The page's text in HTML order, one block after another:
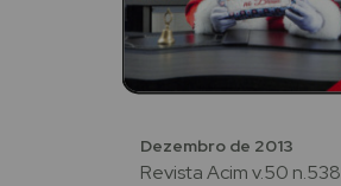
Dezembro de 2013
Revista Acim v.50 n.538